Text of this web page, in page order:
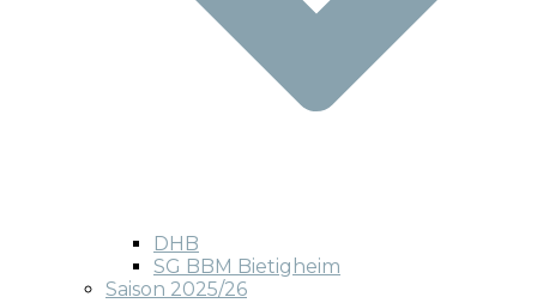
DHB
SG BBM Bietigheim
Saison 2025/26